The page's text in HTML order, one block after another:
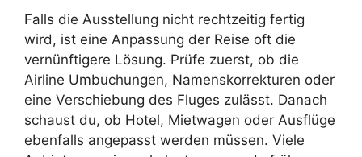
Falls die Ausstellung nicht rechtzeitig fertig
wird, ist eine Anpassung der Reise oft die
vernünftigere Lösung. Prüfe zuerst, ob die
Airline Umbuchungen, Namenskorrekturen oder
eine Verschiebung des Fluges zulässt. Danach
schaust du, ob Hotel, Mietwagen oder Ausflüge
ebenfalls angepasst werden müssen. Viele